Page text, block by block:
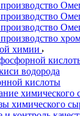
химии
водорода
кислоты
химического
химического